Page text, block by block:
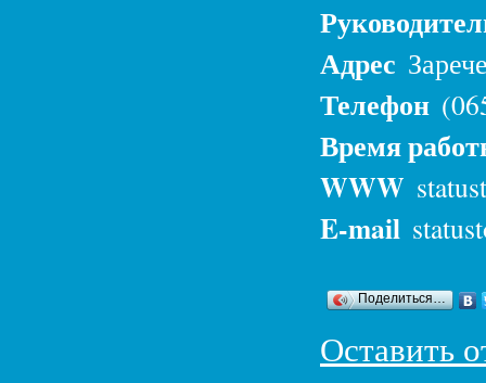
Адрес
Телефон
Время
WWW
E-mail
Поделиться…
Оставить